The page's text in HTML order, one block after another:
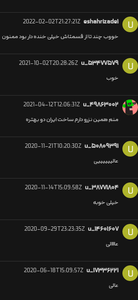
U eshahrizade۱ 2022-02-02T21:27:21Z
خووب چند تا از قسمتاش خیلی خنده دار بود ممنون
U u_۵۳۴۷۷۵۷۹ 2021-10-02T20:28:26Z
خوب
u_۴۹۸۶۳۰۰۲ 2021-04-12T12:06:31Z
منم همین نزرو دارم ساخت ایران دو بهتره
U u_۵۰۸۰۹۳۹۱ 2020-11-21T10:20:30Z
عالییییییی
U u_۳۸۷۷۱۸۰۴ 2020-11-14T15:09:58Z
خیلی خوبه
U u_۱۴۶۰۱۶۰۷ 2020-09-29T23:23:35Z
عاااالی
U u_۱۷۳۳۶۲۲۱ 2020-06-18T15:09:57Z
عالی